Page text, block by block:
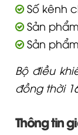
Số kênh
Sản
Sản
Bộ điều
đồng thời
Thông tin